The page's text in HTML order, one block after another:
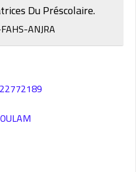
Du Préscolaire.
ANJRA